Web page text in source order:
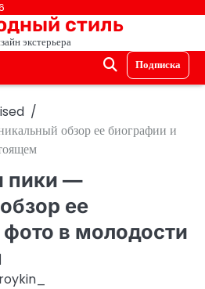
стиль
экстерьера
Подписка
обзор ее биографии и
пики —
ее
в молодости